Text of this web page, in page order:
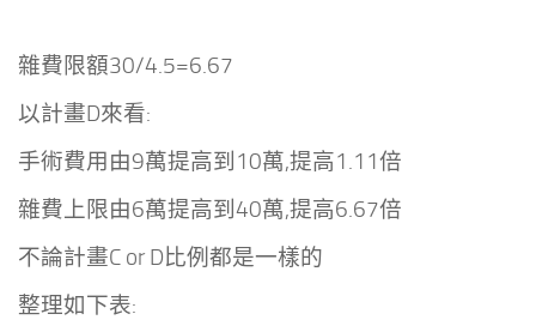
雜費限額30/4.5=6.67
以計畫D來看:
手術費用由9萬提高到10萬,提高1.11倍
雜費上限由6萬提高到40萬,提高6.67倍
不論計畫C or D比例都是一樣的
整理如下表: